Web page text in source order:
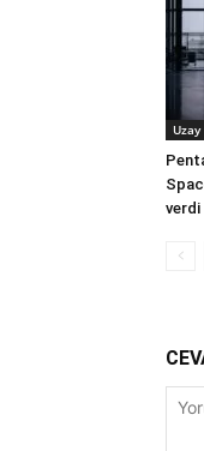
Uzay
verdi